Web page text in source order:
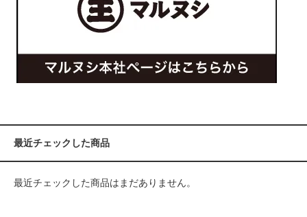
最近チェックした商品
最近チェックした商品はまだありません。